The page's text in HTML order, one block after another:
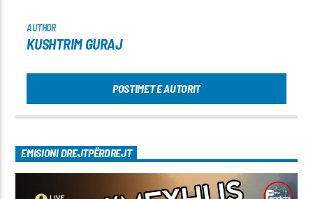
AUTHOR
KUSHTRIM GURAJ
POSTIMET E AUTORIT
EMISIONI DREJTPËRDREJT